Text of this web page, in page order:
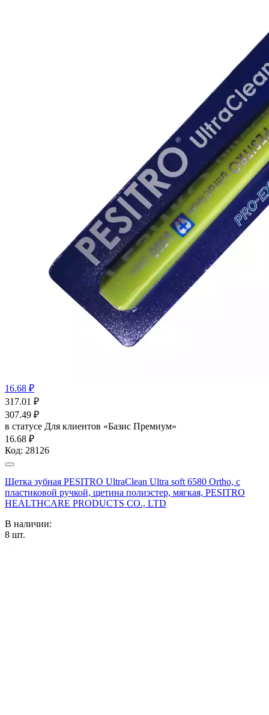
16.68 ₽
317.01 ₽
307.49 ₽
в статусе Для клиентов «Базис Премиум»
16.68 ₽
Код: 28126
Щетка зубная PESITRO UltraClean Ultra soft 6580 Ortho, с
пластиковой ручкой, щетина полиэстер, мягкая, PESITRO
HEALTHCARE PRODUCTS CO., LTD
В наличии:
8 шт.